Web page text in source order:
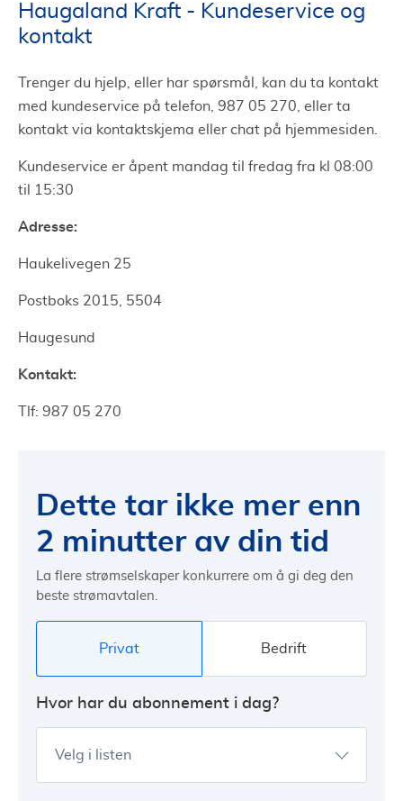
Haugaland Kraft - Kundeservice og
kontakt
Trenger du hjelp, eller har spørsmål, kan du ta kontakt
med kundeservice på telefon, 987 05 270, eller ta
kontakt via kontaktskjema eller chat på hjemmesiden.
Kundeservice er åpent mandag til fredag fra kl 08:00
til 15:30
Adresse:
Haukelivegen 25
Postboks 2015, 5504
Haugesund
Kontakt:
Tlf: 987 05 270
Dette tar ikke mer enn
2 minutter av din tid
La flere strømselskaper konkurrere om å gi deg den
beste strømavtalen.
Privat Bedrift
Hvor har du abonnement i dag?
Velg i listen